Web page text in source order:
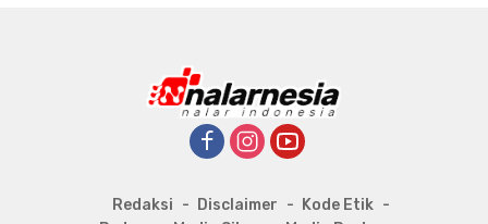
Redaksi Disclaimer
Kode Etik